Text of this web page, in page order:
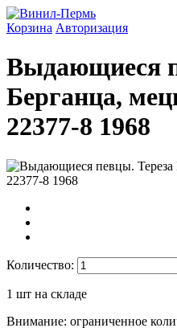
Корзина Авторизация
Выдающиеся
Берганца,
22377-8 1968
Количество:
1 шт на складе
Внимание: ограниченное